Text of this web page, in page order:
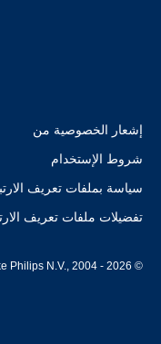
إشعار الخصوصية من
شروط الإستخدام
سياسة بملفات تعريف
تفضيلات ملفات تعريف
© Koninklijke Philips N.V., 2004 - 2026. كل الحقوق محفوظة.